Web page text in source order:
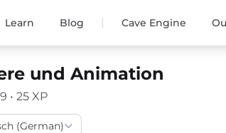
Learn Blog | Cave Engine
und Animation
• 25 XP
(German)